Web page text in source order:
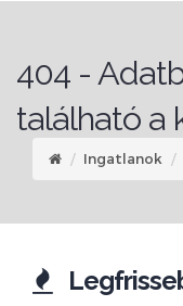
404 -
található a
Ingatlanok